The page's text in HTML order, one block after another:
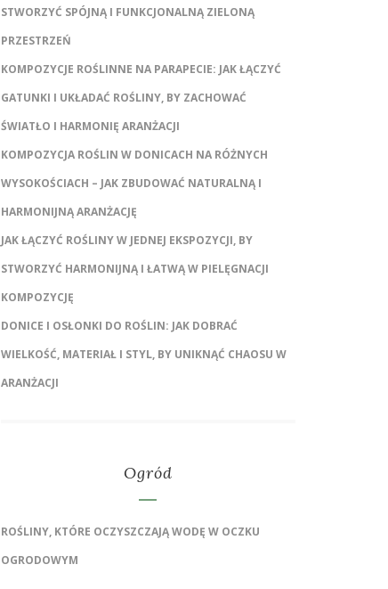
STWORZYĆ SPÓJNĄ I FUNKCJONALNĄ ZIELONĄ
PRZESTRZEŃ
KOMPOZYCJE ROŚLINNE NA PARAPECIE: JAK ŁĄCZYĆ
GATUNKI I UKŁADAĆ ROŚLINY, BY ZACHOWAĆ
ŚWIATŁO I HARMONIĘ ARANŻACJI
KOMPOZYCJA ROŚLIN W DONICACH NA RÓŻNYCH
WYSOKOŚCIACH – JAK ZBUDOWAĆ NATURALNĄ I
HARMONIJNĄ ARANŻACJĘ
JAK ŁĄCZYĆ ROŚLINY W JEDNEJ EKSPOZYCJI, BY
STWORZYĆ HARMONIJNĄ I ŁATWĄ W PIELĘGNACJI
KOMPOZYCJĘ
DONICE I OSŁONKI DO ROŚLIN: JAK DOBRAĆ
WIELKOŚĆ, MATERIAŁ I STYL, BY UNIKNĄĆ CHAOSU W
ARANŻACJI
Ogród
ROŚLINY, KTÓRE OCZYSZCZAJĄ WODĘ W OCZKU
OGRODOWYM